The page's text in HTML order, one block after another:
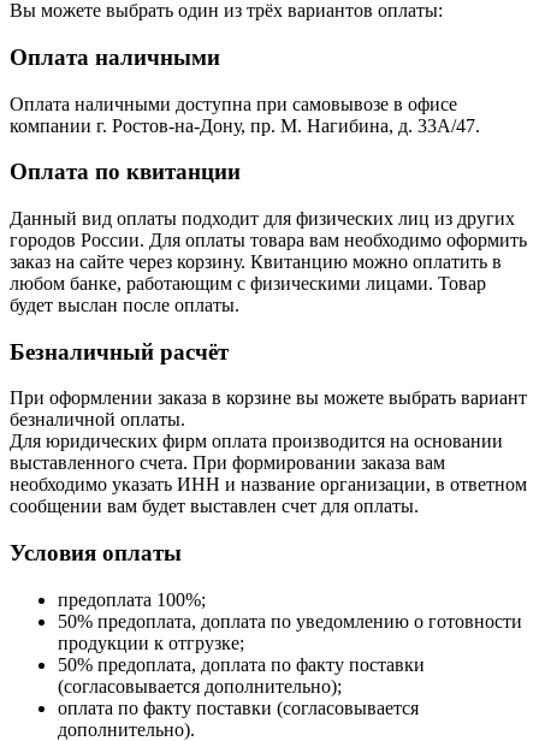
Вы можете выбрать один из трёх вариантов оплаты:
Оплата наличными
Оплата наличными доступна при самовывозе в офисе
компании г. Ростов-на-Дону, пр. М. Нагибина, д. 33А/47.
Оплата по квитанции
Данный вид оплаты подходит для физических лиц из других
городов России. Для оплаты товара вам необходимо оформить
заказ на сайте через корзину. Квитанцию можно оплатить в
любом банке, работающим с физическими лицами. Товар
будет выслан после оплаты.
Безналичный расчёт
При оформлении заказа в корзине вы можете выбрать вариант
безналичной оплаты.
Для юридических фирм оплата производится на основании
выставленного счета. При формировании заказа вам
необходимо указать ИНН и название организации, в ответном
сообщении вам будет выставлен счет для оплаты.
Условия оплаты
предоплата 100%;
50% предоплата, доплата по уведомлению о готовности
продукции к отгрузке;
50% предоплата, доплата по факту поставки
(согласовывается дополнительно);
оплата по факту поставки (согласовывается
дополнительно).